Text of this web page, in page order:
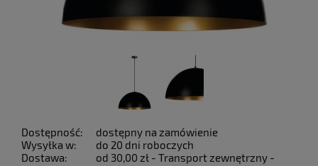
Dostępność:
dostępny na zamówienie
Wysyłka w:
do 20 dni roboczych
Dostawa:
od 30,00 zł - Transport zewnętrzny -